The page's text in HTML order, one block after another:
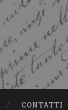
CONTATTI